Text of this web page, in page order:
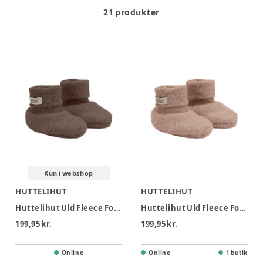
21 produkter
Kun i webshop
HUTTELIHUT
Huttelihut Uld Fleece Footies - Brown melange
199,95 kr.
Online
HUTTELIHUT
Huttelihut Uld Fleece Footies - Mahogany rose
199,95 kr.
Online 1 butik